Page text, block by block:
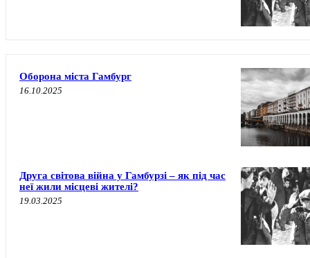
Оборона міста Гамбург
16.10.2025
Друга світова війна у Гамбурзі – як під час
неї жили місцеві жителі?
19.03.2025